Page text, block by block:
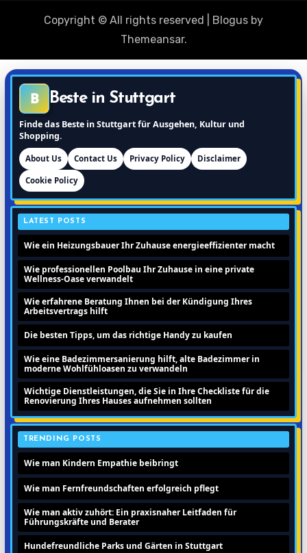
Copyright © All rights reserved Blogus by
Themeansar.
B Beste in Stuttgart
Finde das Beste in Stuttgart für Ausgehen, Kultur und
Shopping.
About Us Contact Us Privacy Policy Disclaimer
Cookie Policy
LATEST POSTS
Wie ein Heizungsbauer Ihr Zuhause energieeffizienter macht
Wie professionellen Poolbau Ihr Zuhause in eine private
Wellness-Oase verwandelt
Wie erfahrene Beratung Ihnen bei der Kündigung Ihres
Arbeitsvertrags hilft
Die besten Tipps, um das richtige Handy zu kaufen
Wie eine Badezimmersanierung hilft, alte Badezimmer in
moderne Wohlfühloasen zu verwandeln
Wichtige Dienstleistungen, die Sie in Ihre Checkliste für die
Renovierung Ihres Hauses aufnehmen sollten
TRENDING POSTS
Wie man Kindern Empathie beibringt
Wie man Fernfreundschaften erfolgreich pflegt
Wie man aktiv zuhört: Ein praxisnaher Leitfaden für
Führungskräfte und Berater
Hundefreundliche Parks und Gärten in Stuttgart